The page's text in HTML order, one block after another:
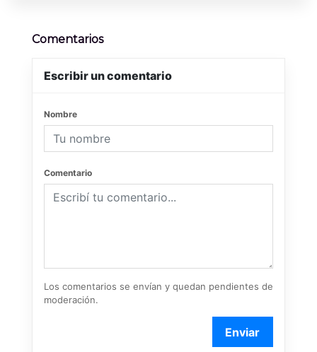
Comentarios
Escribir un comentario
Nombre
Comentario
Los comentarios se envían y quedan pendientes de
moderación.
Enviar